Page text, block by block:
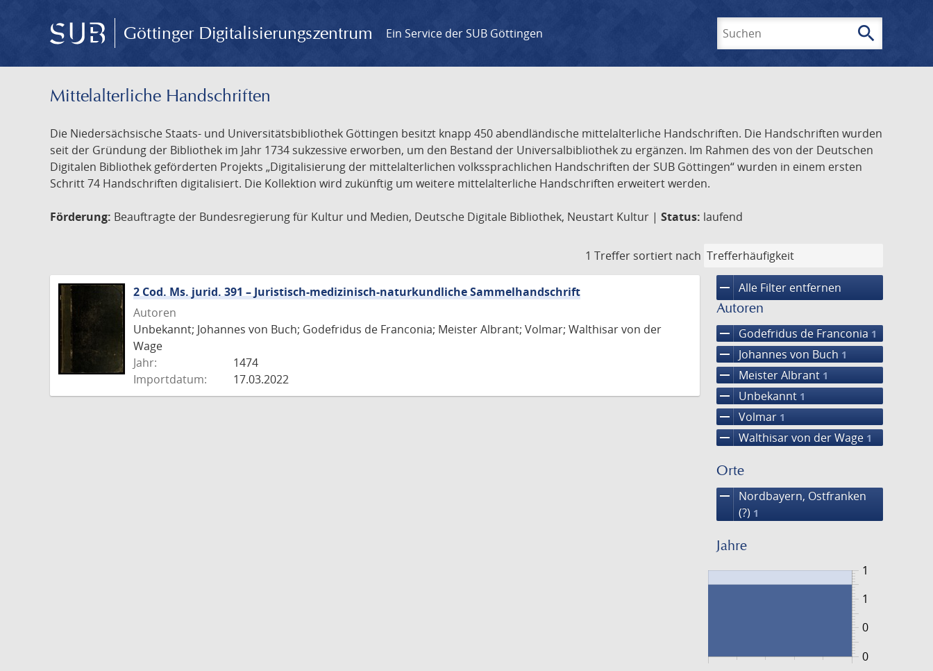
Göttinger Digitalisierungszentrum Ein Service der SUB Göttingen search
Mittelalterliche Handschriften
Die Niedersächsische Staats- und Universitätsbibliothek Göttingen besitzt knapp 450 abendländische mittelalterliche Handschriften. Die Handschriften wurden
seit der Gründung der Bibliothek im Jahr 1734 sukzessive erworben, um den Bestand der Universalbibliothek zu ergänzen. Im Rahmen des von der Deutschen
Digitalen Bibliothek geförderten Projekts „Digitalisierung der mittelalterlichen volkssprachlichen Handschriften der SUB Göttingen“ wurden in einem ersten
Schritt 74 Handschriften digitalisiert. Die Kollektion wird zukünftig um weitere mittelalterliche Handschriften erweitert werden.
Förderung: Beauftragte der Bundesregierung für Kultur und Medien, Deutsche Digitale Bibliothek, Neustart Kultur | Status: laufend
1 Treffer sortiert nach
remove Alle Filter entfernen
Autoren
remove Godefridus de Franconia 1
remove Johannes von Buch 1
remove Meister Albrant 1
remove Unbekannt 1
remove Volmar 1
remove Walthisar von der Wage 1
Orte
remove
Nordbayern, Ostfranken
(?) 1
Jahre
0
1
0
1
2 Cod. Ms. jurid. 391 – Juristisch-medizinisch-naturkundliche Sammelhandschrift
Autoren
Unbekannt; Johannes von Buch; Godefridus de Franconia; Meister Albrant; Volmar; Walthisar von der
Wage
Jahr:
1474
Importdatum:
17.03.2022